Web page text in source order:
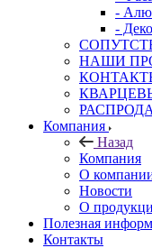
-
-
НАШИ
Компания
Назад
Компания
О
Новости
О
Полезная
Контакты